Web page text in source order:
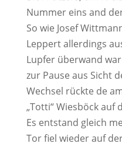
Nummer eins and
So wie Josef
Leppert allerdings
Lupfer überwand
zur Pause aus Sicht
Wechsel rückte de
„Totti“ Wiesböck
Es entstand gleich
Tor fiel wieder auf